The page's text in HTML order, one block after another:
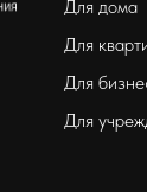
Для дома
Для
Для
Для